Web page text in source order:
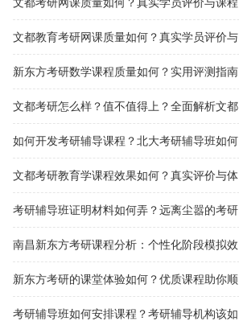
新东方考研数学课程质量如何？实用评测指南